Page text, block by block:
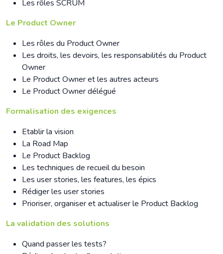
Les rôles SCRUM
Le Product Owner
Les rôles du Product Owner
Les droits, les devoirs, les responsabilités du Product
Owner
Le Product Owner et les autres acteurs
Le Product Owner délégué
Formalisation des exigences
Etablir la vision
La Road Map
Le Product Backlog
Les techniques de recueil du besoin
Les user stories, les features, les épics
Rédiger les user stories
Prioriser, organiser et actualiser le Product Backlog
La validation des solutions
Quand passer les tests?